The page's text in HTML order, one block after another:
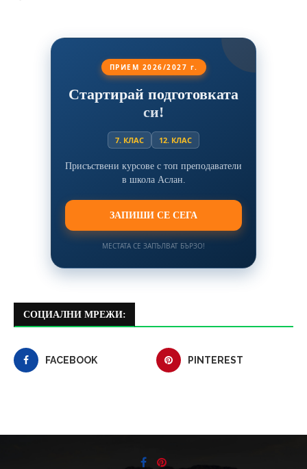
ПРИЕМ 2026/2027 г.
Стартирай подготовката
си!
7. КЛАС 12. КЛАС
Присъствени курсове с топ преподаватели
в школа Аслан.
ЗАПИШИ СЕ СЕГА
МЕСТАТА СЕ ЗАПЪЛВАТ БЪРЗО!
СОЦИАЛНИ МРЕЖИ:
FACEBOOK PINTEREST